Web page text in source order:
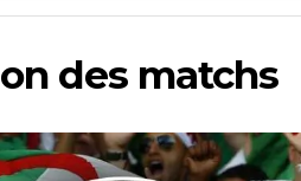
des matchs